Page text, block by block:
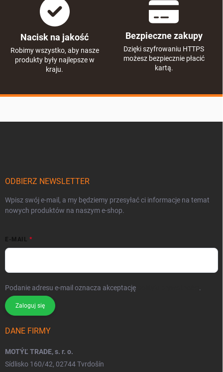
Nacisk na jakość
Robimy wszystko, aby nasze
produkty były najlepsze w
kraju.
Bezpieczne zakupy
Dzięki szyfrowaniu HTTPS
możesz bezpiecznie płacić
kartą.
ODBIERZ NEWSLETTER
Wpisz swój e-mail, a my będziemy przesyłać ci informacje na temat
nowych produktów na naszym e-shop.
E-MAIL
Podanie adresu e-mail oznacza akceptację .
Zaloguj się
DANE FIRMY
MOTÝĽ TRADE, s. r. o.
Sídlisko 160/42, 02744 Tvrdošín